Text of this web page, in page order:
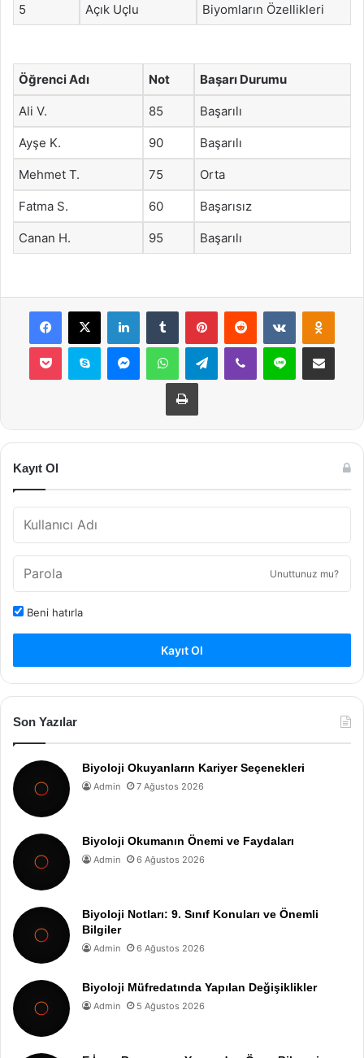
5 Açık Uçlu Biyomların Özellikleri
Öğrenci Adı Not Başarı Durumu
Ali V. 85 Başarılı
Ayşe K. 90 Başarılı
Mehmet T. 75 Orta
Fatma S. 60 Başarısız
Canan H. 95 Başarılı
Facebook
X LinkedInTumblr PinterestReddit VKontakte
Pocket Skype MessengerWhatsAppTelegramViber Line E-Posta ile
Yazdır
Kayıt Ol
Unuttunuz mu?
Beni hatırla
Kayıt Ol
Son Yazılar
Biyoloji Okuyanların Kariyer Seçenekleri
Admin 7 Ağustos 2026
Biyoloji Okumanın Önemi ve Faydaları
Admin 6 Ağustos 2026
Biyoloji Notları: 9. Sınıf Konuları ve Önemli
Bilgiler
Admin 6 Ağustos 2026
Biyoloji Müfredatında Yapılan Değişiklikler
Admin 5 Ağustos 2026